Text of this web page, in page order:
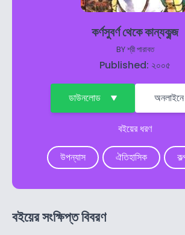
কর্ণসুবর্ণ থেকে কান্যকুব্জ
BYশ্রী পারাবত
Published: ২০০৫
ডাউনলোড
বইয়ের ধরণ
উপন্যাস ঐতিহাসিক
বইয়ের সংক্ষিপ্ত বিবরণ